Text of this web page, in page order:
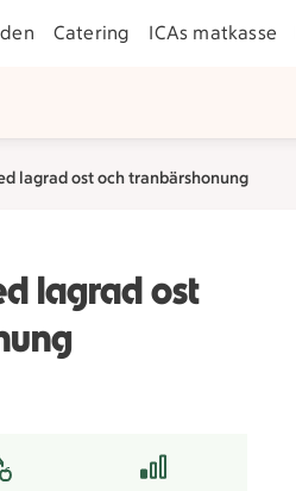
Catering ICAs matkasse
lagrad ost och tranbärshonung
lagrad ost
0 kommentarer